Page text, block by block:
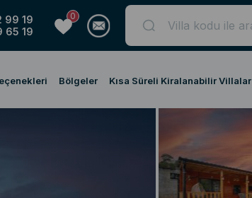
99 19
65 19
0
Bölgeler Kısa Süreli Kiralanabilir Villalar